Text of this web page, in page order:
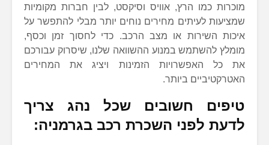
מוכרות כמו הרץ, אוויס וסיקסט, לבין חברות מקומיות
שמציעות לעיתים מחירים נוחים יותר מבלי להתפשר על
איכות השירות או מצב הרכב. כדי לחסוך זמן וכסף,
מומלץ להשתמש במנוע ההשוואה שלנו, שיסרוק עבורכם
את כל האפשרויות הזמינות ויציג את המחירים
האטרקטיביים ביותר.
טיפים חשובים שכל נהג צריך
לדעת לפני השכרת רכב בגרמניה: